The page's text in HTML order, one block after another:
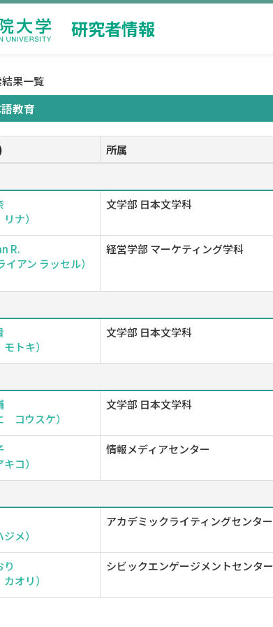
研究者情報
果一覧
教育
所属
ナ）
文学部 日本文学科
R.
イアン ラッセル）
経営学部 マーケティング学科
トキ）
文学部 日本文学科
コウスケ）
文学部 日本文学科
コ）
情報メディアセンター
メ）
アカデミックライティングセンター
オリ）
シビックエンゲージメントセンター